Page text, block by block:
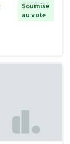
Soumise
au vote